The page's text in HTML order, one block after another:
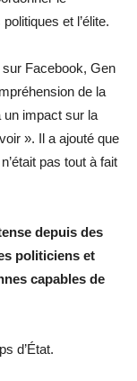
et l’élite.
Facebook, Gen
de la
un impact sur la
». Il a ajouté que
pas tout à fait
depuis des
politiciens et
capables de
d’État.